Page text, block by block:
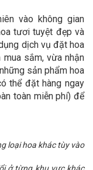
vào không gian
tươi tuyệt đẹp và
dịch vụ đặt hoa
sắm, vừa nhận
sản phẩm hoa
thể đặt hàng ngay
toàn miễn phí) để
loại hoa khác tùy vào